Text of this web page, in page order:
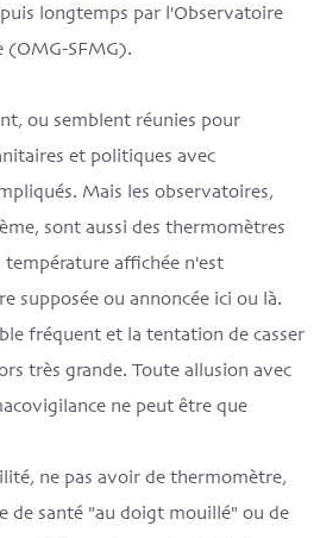
longtemps par l'Observatoire
(OMG-SFMG).
ou semblent réunies pour
et politiques avec
Mais les observatoires,
sont aussi des thermomètres
température affichée n'est
supposée ou annoncée ici ou là.
fréquent et la tentation de casser
très grande. Toute allusion avec
ne peut être que
ne pas avoir de thermomètre,
de santé "au doigt mouillé" ou de